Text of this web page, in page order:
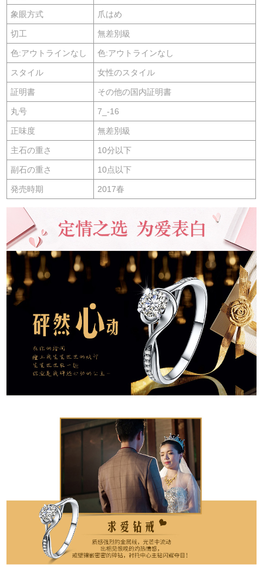
象眼方式 爪はめ
切工 無差別級
色:アウトラインなし 色:アウトラインなし
スタイル 女性のスタイル
証明書 その他の国内証明書
丸号 7_-16
正味度 無差別級
主石の重さ 10分以下
副石の重さ 10点以下
発売時期 2017春